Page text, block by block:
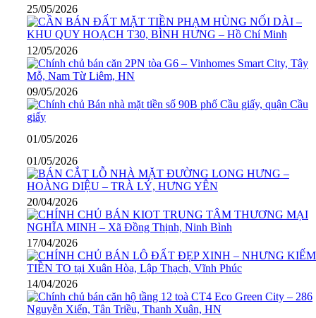
25/05/2026
12/05/2026
09/05/2026
01/05/2026
01/05/2026
20/04/2026
17/04/2026
14/04/2026